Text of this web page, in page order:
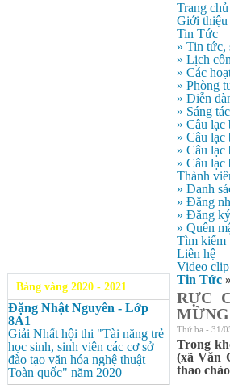
Trang chủ
Giới thiệu
Tin Tức
» Tin tức,
» Lịch
» Các
» Phòng
» Diễn
» Sáng
» Câu lạc
» Câu
» Câu lạc
» Câu lạc
Thành
» Danh
» Đăng
» Đăng ký
» Quên
Tìm kiếm
Liên hệ
Video clip
Bảng vàng 2020 - 2021
Đặng Nhật Nguyên - Lớp
8A1
Giải Nhất hội thi "Tài năng trẻ
học sinh, sinh viên các cơ sở
đào tạo văn hóa nghệ thuật
Toàn quốc" năm 2020
Tin Tức »
RỰC
Thứ ba - 31/
Trong
(xã Văn
thao